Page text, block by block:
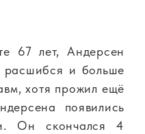
67 лет, Андерсен
расшибся и больше
хотя прожил ещё
появились
Он скончался 4